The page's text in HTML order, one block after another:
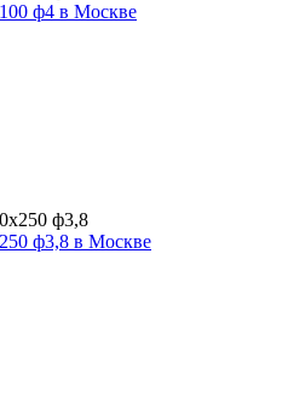
ф4 в Москве
ф3,8 в Москве